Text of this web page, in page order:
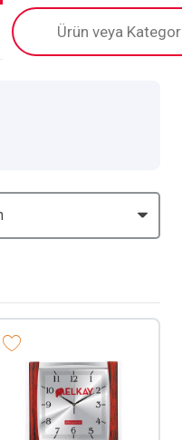
Products
search